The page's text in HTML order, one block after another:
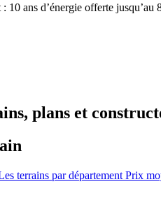
10 ans d’énergie offerte jusqu’au
plans et
terrains par département Prix